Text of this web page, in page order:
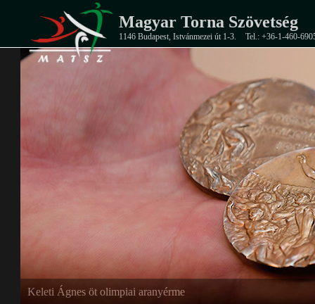
Magyar Torna Szövetség
1146 Budapest, Istvánmezei út 1-3. Tel.: +36-1-460-
EB-ezüstérmes junior férfi csapat